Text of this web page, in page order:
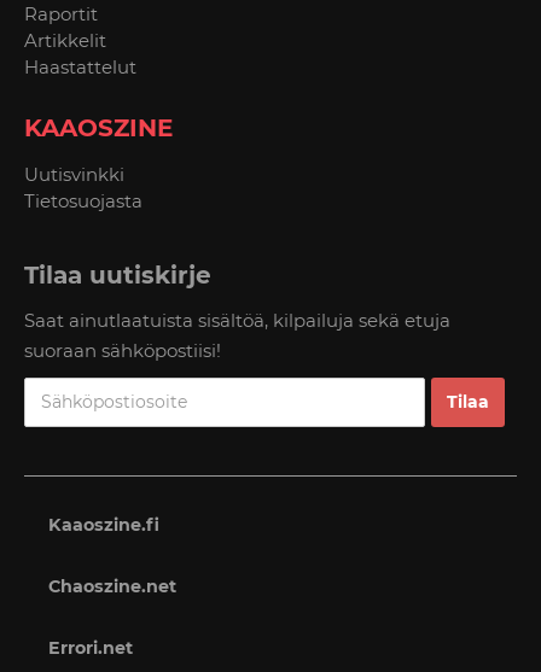
Raportit
Artikkelit
Haastattelut
KAAOSZINE
Uutisvinkki
Tietosuojasta
Tilaa uutiskirje
Saat ainutlaatuista sisältöä, kilpailuja sekä etuja
suoraan sähköpostiisi!
Kaaoszine.fi
Chaoszine.net
Errori.net